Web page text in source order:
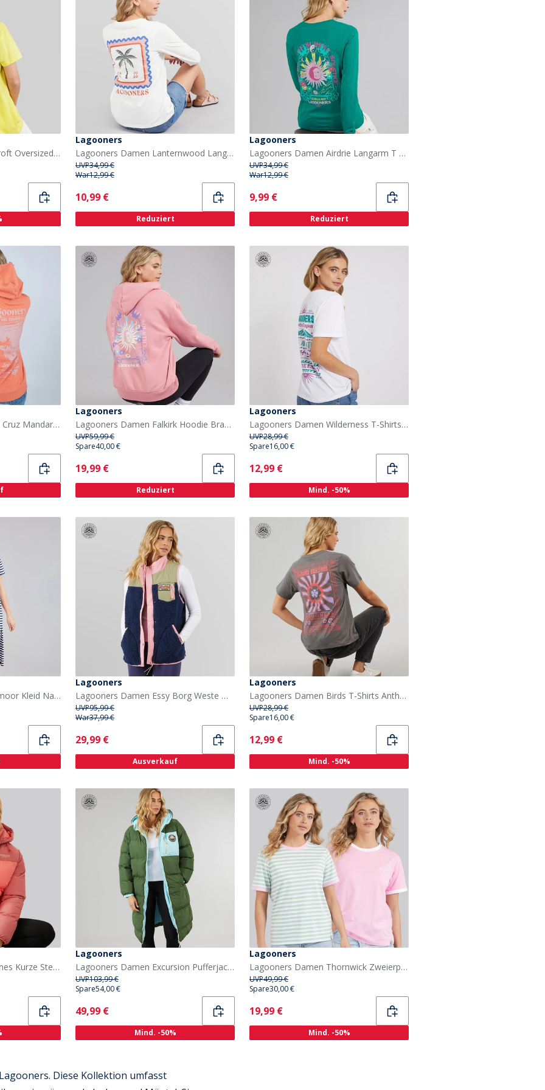
Lagooners Damen Haycroft Oversized T Shirt Gelb
Lagooners
Lagooners Damen Lanternwood Langarm T Shirt Ecru
UVP34,99 €
War12,99 €
Current
10,99 €
Reduziert
Lagooners
Lagooners Damen Airdrie Langarm T Shirt Teal
UVP34,99 €
War12,99 €
Current
9,99 €
Reduziert
Lagooners Hoodie Santa Cruz Mandarin Damen
Lagooners
Lagooners Damen Falkirk Hoodie Brandied Apricot
UVP59,99 €
Spare40,00 €
Current
19,99 €
Reduziert
Lagooners
Lagooners Damen Wilderness T-Shirts Weiß
UVP28,99 €
Spare16,00 €
Current
12,99 €
Mind. -50%
Lagooners Damen Gatemoor Kleid Navy/Weiß
Lagooners
Lagooners Damen Essy Borg Weste Multi
UVP95,99 €
War37,99 €
Current
29,99 €
Ausverkauf
Lagooners
Lagooners Damen Birds T-Shirts Anthrazit
UVP28,99 €
Spare16,00 €
Current
12,99 €
Mind. -50%
Lagooners Damen St Agnes Kurze Steppjacke Rot
Lagooners
Lagooners Damen Excursion Pufferjacke Grün
UVP103,99 €
Spare54,00 €
Current
49,99 €
Mind. -50%
Lagooners
Lagooners Damen Thornwick Zweierpack T Shirts Rosa/Mint
UVP49,99 €
Spare30,00 €
Current
19,99 €
Mind. -50%
Diese Kollektion umfasst